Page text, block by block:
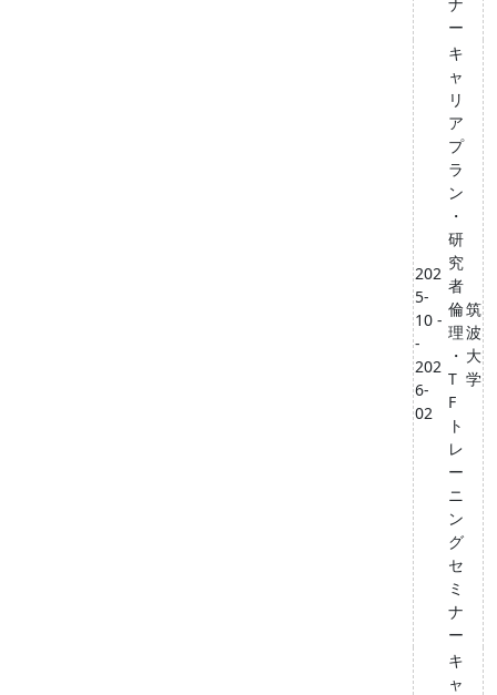
ー
202
5-
10 -
-
202
6-
02
キ
ャ
リ
ア
プ
ラ
ン
・
研
究
者
倫
理
・
T
F
ト
レ
ー
ニ
ン
グ
セ
ミ
ナ
ー
筑
波
大
学
キ
ャ